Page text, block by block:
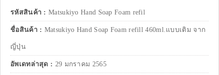
รหัสสินค้า : Matsukiyo Hand Soap Foam refil
ชื่อสินค้า : Matsukiyo Hand Soap Foam refill 460ml.แบบเติม จาก
ญี่ปุ่น
อัพเดทล่าสุด : 29 มกราคม 2565